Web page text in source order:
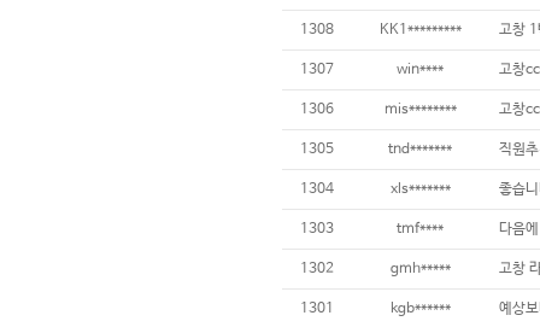
1308 KK1********* 고창
1307 win**** 고창cc
1306 mis******** 고창
1305 tnd******* 직원
1304 xls******* 좋습
1303 tmf**** 다음
1302 gmh***** 고창
1301 kgb****** 예상